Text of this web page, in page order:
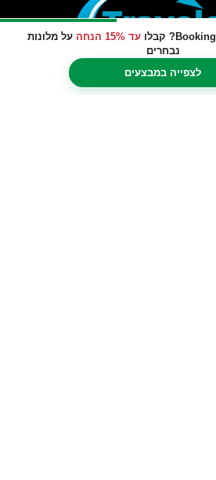
עד 15% הנחה
על מלונות
נבחרים
לצפייה במבצעים